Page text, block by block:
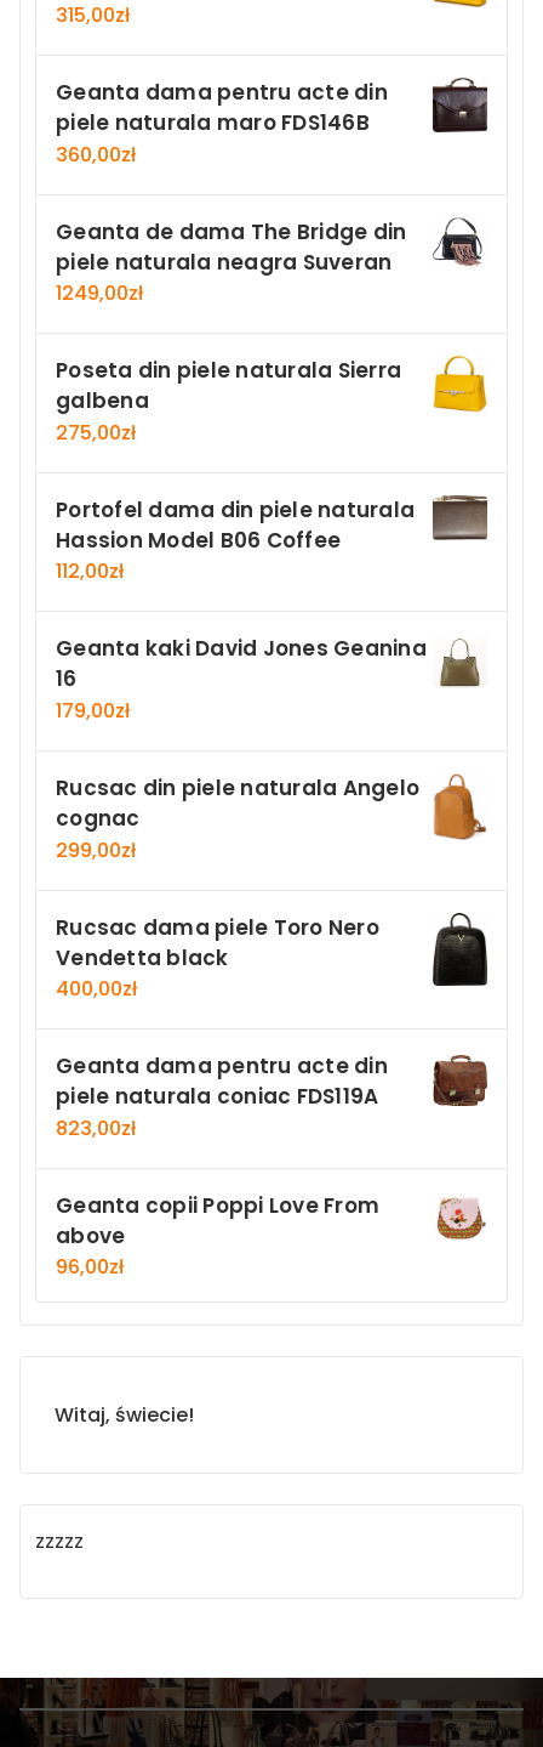
315,00zł
Geanta dama pentru acte din
piele naturala maro FDS146B
360,00zł
Geanta de dama The Bridge din
piele naturala neagra Suveran
1249,00zł
Poseta din piele naturala Sierra
galbena
275,00zł
Portofel dama din piele naturala
Hassion Model B06 Coffee
112,00zł
Geanta kaki David Jones Geanina
16
179,00zł
Rucsac din piele naturala Angelo
cognac
299,00zł
Rucsac dama piele Toro Nero
Vendetta black
400,00zł
Geanta dama pentru acte din
piele naturala coniac FDS119A
823,00zł
Geanta copii Poppi Love From
above
96,00zł
Witaj, świecie!
zzzzz